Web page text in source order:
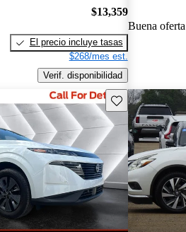
$13,359
El precio incluye tasas
$268/mes est.
Verif. disponibilidad
Buena oferta
Guarda este Aviso